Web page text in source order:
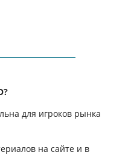
?
для игроков рынка
на сайте и в